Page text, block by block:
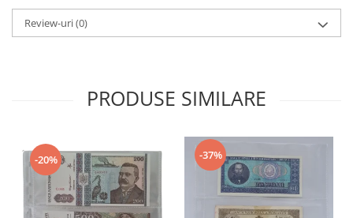
Timbre
Accesorii filatelie
Din trusa colectionarului
Review-uri(0)
PRODUSE SIMILARE
-20% -37%